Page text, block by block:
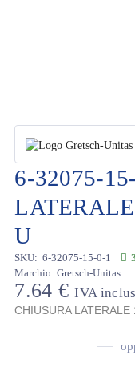
6-32075-
U
SKU: 6-32075-15-0-1
Marchio: Gretsch-Unitas
7.64 € IVA
CHIUSURA